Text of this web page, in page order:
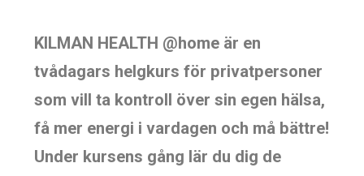
KILMAN HEALTH @home är en
tvådagars helgkurs för privatpersoner
som vill ta kontroll över sin egen hälsa,
få mer energi i vardagen och må bättre!
Under kursens gång lär du dig de